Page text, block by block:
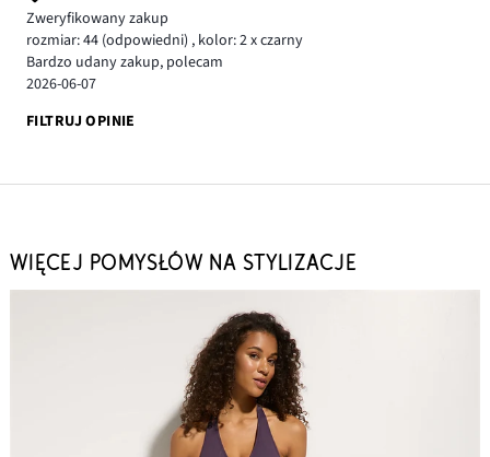
Zweryfikowany zakup
rozmiar: 44 (odpowiedni) , kolor: 2 x czarny
Bardzo udany zakup, polecam
2026-06-07
FILTRUJ OPINIE
WIĘCEJ POMYSŁÓW NA STYLIZACJE